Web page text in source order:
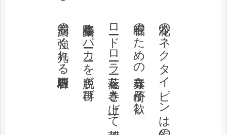
花冷のネクタイピンは銅の鳥
春眠のための真赤な椅子が欲し
ロードローラー落花を巻き上げて荒川
桜蘂降るパーカーを脱ぎ再び
薬局の強く光れる春驟雨